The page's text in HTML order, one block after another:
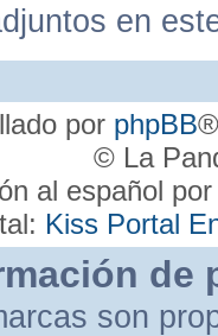
en
por phpBB
© La
al español
Kiss Portal
de
son